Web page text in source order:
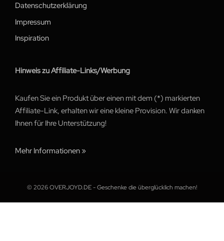
Datenschutzerklärung
Impressum
Inspiration
Hinweis zu Affiliate-Links/Werbung
Kaufen Sie ein Produkt über einen mit dem (*) markierten
Affiliate-Link, erhalten wir eine kleine Provision. Wir danken
Ihnen für Ihre Unterstützung!
Mehr Informationen »
© 2026 OVERJOYD.DE - Geschenke die überglücklich machen!